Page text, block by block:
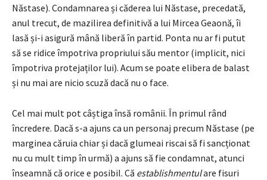
Năstase). Condamnarea și căderea lui Năstase, precedată,
anul trecut, de mazilirea definitivă a lui Mircea Geaonă, îi
lasă și-i asigură mână liberă în partid. Ponta nu ar fi putut
să se ridice împotriva propriului său mentor (implicit, nici
împotriva protejaților lui). Acum se poate elibera de balast
și nu mai are nicio scuză dacă nu o face.
Cel mai mult pot câștiga însă românii. În primul rând
încredere. Dacă s-a ajuns ca un personaj precum Năstase (pe
marginea căruia chiar și dacă glumeai riscai să fi sancționat
nu cu mult timp în urmă) a ajuns să fie condamnat, atunci
înseamnă că orice e posibil. Că establishmentulare fisuri